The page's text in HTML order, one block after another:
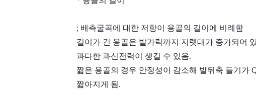
; 배측굴곡에 대한 저항이 용골의 길이에 비례함
길이가 긴 용골은 발가락까지 지렛대가 증가되어
과다한 과신전력이 생길 수 있음.
짧은 용골의 경우 안정성이 감소해 발뒤축 들기가
짧아지게 됨.